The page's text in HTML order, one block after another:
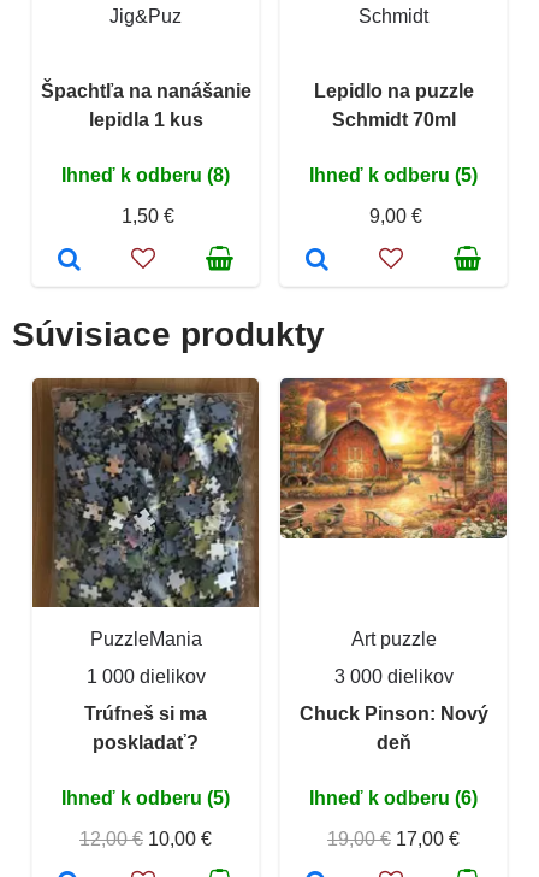
Jig&Puz
Špachtľa na nanášanie
lepidla 1 kus
Ihneď k odberu (8)
1,50 €
Schmidt
Lepidlo na puzzle
Schmidt 70ml
Ihneď k odberu (5)
9,00 €
Súvisiace produkty
PuzzleMania
1 000 dielikov
Trúfneš si ma
poskladať?
Ihneď k odberu (5)
12,00 € 10,00 €
Art puzzle
3 000 dielikov
Chuck Pinson: Nový
deň
Ihneď k odberu (6)
19,00 € 17,00 €